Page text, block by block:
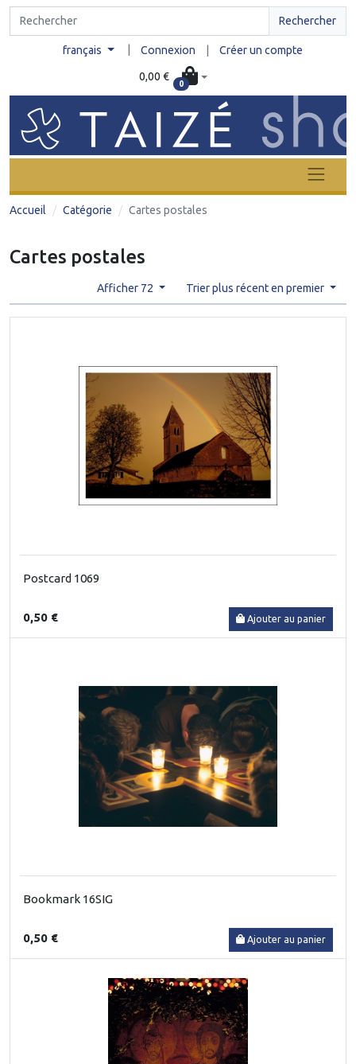
Rechercher
français Connexion Créer un compte
0,00 €
0
Accueil Catégorie Cartes postales
Cartes postales
Afficher 72 Trier plus récent en premier
Postcard 1069
0,50 € Ajouter au panier
Bookmark 16SIG
0,50 € Ajouter au panier